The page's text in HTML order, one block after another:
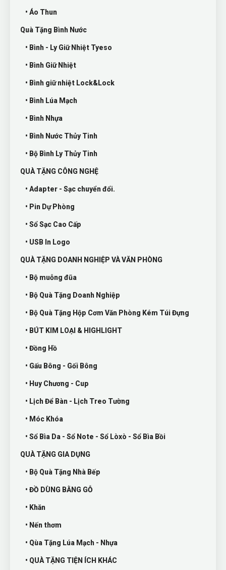
• Áo Thun
Quà Tặng Bình Nước
• Bình - Ly Giữ Nhiệt Tyeso
• Bình Giữ Nhiệt
• Bình giữ nhiệt Lock&Lock
• Bình Lúa Mạch
• Bình Nhựa
• Bình Nước Thủy Tinh
• Bộ Bình Ly Thủy Tinh
QUÀ TẶNG CÔNG NGHỆ
• Adapter - Sạc chuyển đổi.
• Pin Dự Phòng
• Sổ Sạc Cao Cấp
• USB In Logo
QUÀ TẶNG DOANH NGHIỆP VÀ VĂN PHÒNG
• Bộ muỗng đũa
• Bộ Quà Tặng Doanh Nghiệp
• Bộ Quà Tặng Hộp Cơm Văn Phòng Kém Túi Đựng
• BÚT KIM LOẠI & HIGHLIGHT
• Đồng Hồ
• Gấu Bông - Gối Bông
• Huy Chương - Cup
• Lịch Để Bàn - Lịch Treo Tường
• Móc Khóa
• Sổ Bìa Da - Sổ Note - Sổ Lòxò - Sổ Bìa Bồi
QUÀ TẶNG GIA DỤNG
• Bộ Quà Tặng Nhà Bếp
• ĐỒ DÙNG BẰNG GỖ
• Khăn
• Nến thơm
• Qùa Tặng Lúa Mạch - Nhựa
• QUÀ TẶNG TIỆN ÍCH KHÁC